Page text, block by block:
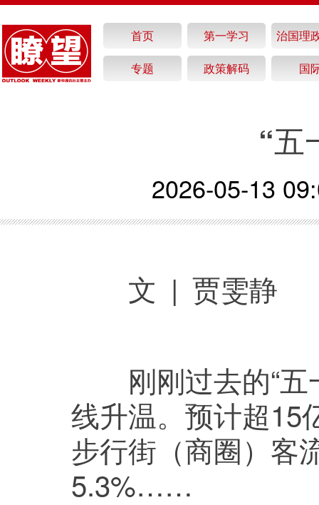
首页 第一学习
治国理
专题
政策解码 国
“五
2026-05-13
文 | 贾雯静
刚刚过去的“五
线升温。预计超15
步行街（商圈）客
5.3%……